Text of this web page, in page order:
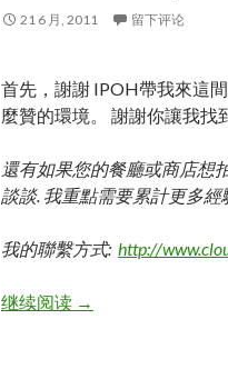
21 6 月, 2011 留下评论
首先，謝謝 IPOH帶我來這
麼贊的環境。 謝謝你讓我找
還有如果您的餐廳或商店想
談談. 我重點需要累計更多經
我的聯繫方式: http://
继续阅读St Mike’s | IPOH 西
→